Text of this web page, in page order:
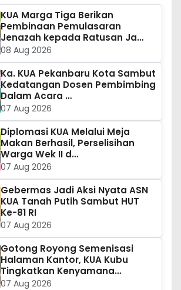
KUA Marga Tiga Berikan
Pembinaan Pemulasaran
Jenazah kepada Ratusan Ja…
08 Aug 2026
Ka. KUA Pekanbaru Kota Sambut
Kedatangan Dosen Pembimbing
Dalam Acara …
07 Aug 2026
Diplomasi KUA Melalui Meja
Makan Berhasil, Perselisihan
Warga Wek II d…
07 Aug 2026
Gebermas Jadi Aksi Nyata ASN
KUA Tanah Putih Sambut HUT
Ke-81 RI
07 Aug 2026
Gotong Royong Semenisasi
Halaman Kantor, KUA Kubu
Tingkatkan Kenyamana…
07 Aug 2026